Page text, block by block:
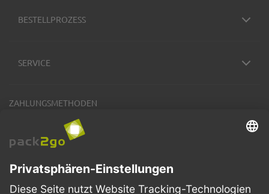
BESTELLPROZESS
SERVICE
ZAHLUNGSMETHODEN
VERSANDARTEN